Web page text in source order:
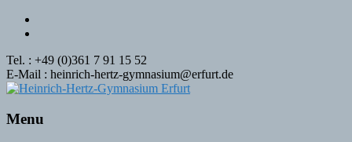
Tel. : +49 (0)361 7 91 15 52
E-Mail : heinrich-hertz-gymnasium@erfurt.de
Menu